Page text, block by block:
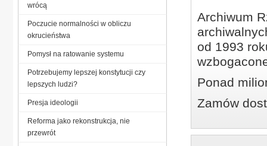
Archiwum
od 1993
Ponad
Zamów
wrócą
Poczucie normalności w obliczu
okrucieństwa
Pomysł na ratowanie systemu
Potrzebujemy lepszej konstytucji czy
lepszych ludzi?
Presja ideologii
Reforma jako rekonstrukcja, nie
przewrót